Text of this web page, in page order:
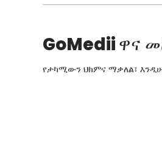
GoMediiዋና
የታካሚውን ህክምና ማቃለል፣